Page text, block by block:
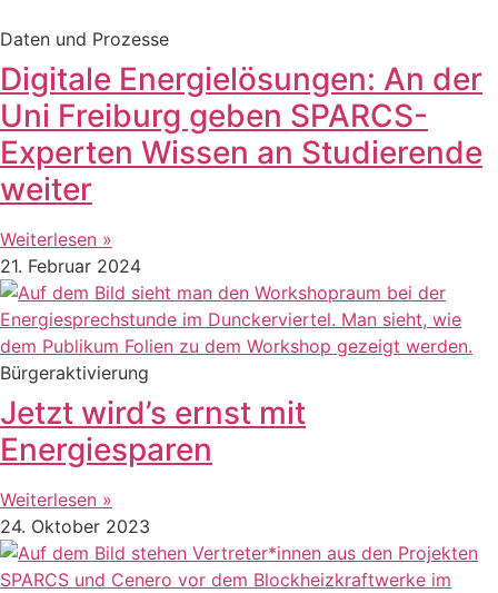
Daten und Prozesse
Digitale Energielösungen: An der
Uni Freiburg geben SPARCS-
Experten Wissen an Studierende
weiter
Weiterlesen »
21. Februar 2024
Bürgeraktivierung
Jetzt wird’s ernst mit
Energiesparen
Weiterlesen »
24. Oktober 2023